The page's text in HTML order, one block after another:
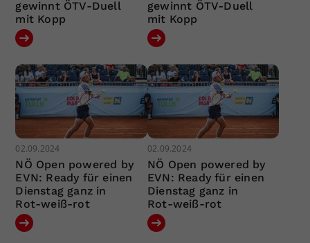
gewinnt ÖTV-Duell
mit Kopp
gewinnt ÖTV-Duell
mit Kopp
02.09.2024
NÖ Open powered by
EVN: Ready für einen
Dienstag ganz in
Rot-weiß-rot
02.09.2024
NÖ Open powered by
EVN: Ready für einen
Dienstag ganz in
Rot-weiß-rot